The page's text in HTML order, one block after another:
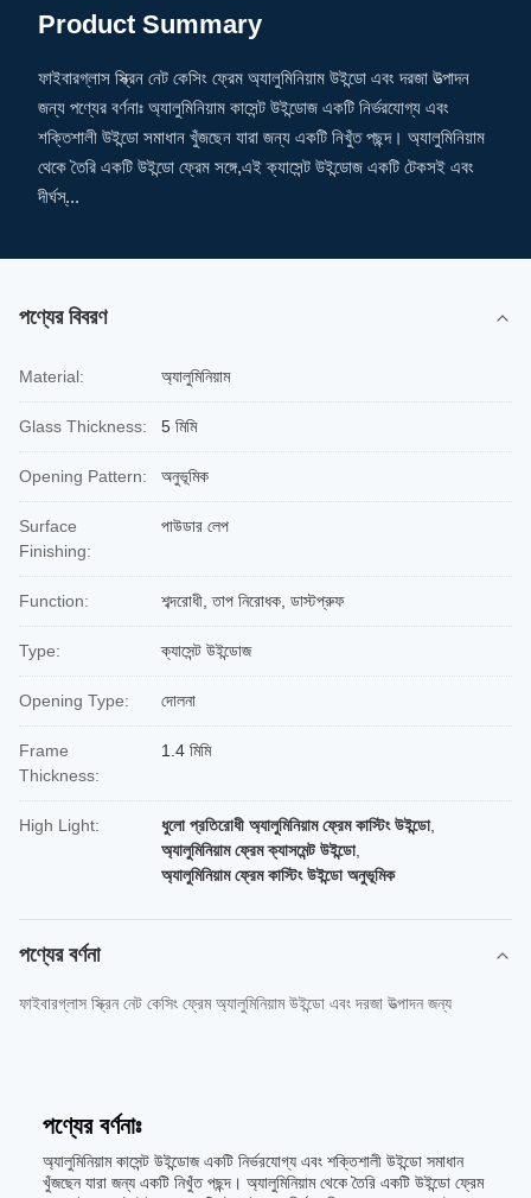
Product Summary
ফাইবারগ্লাস স্ক্রিন নেট কেসিং ফ্রেম অ্যালুমিনিয়াম উইন্ডো এবং দরজা উত্পাদন
জন্য পণ্যের বর্ণনাঃ অ্যালুমিনিয়াম কাসেন্ট উইন্ডোজ একটি নির্ভরযোগ্য এবং
শক্তিশালী উইন্ডো সমাধান খুঁজছেন যারা জন্য একটি নিখুঁত পছন্দ। অ্যালুমিনিয়াম
থেকে তৈরি একটি উইন্ডো ফ্রেম সঙ্গে,এই ক্যাসেন্ট উইন্ডোজ একটি টেকসই এবং
দীর্ঘস্...
পণ্যের বিবরণ
Material: অ্যালুমিনিয়াম
Glass Thickness: 5 মিমি
Opening Pattern: অনুভূমিক
Surface
Finishing:
পাউডার লেপ
Function: শব্দরোধী, তাপ নিরোধক, ডাস্টপ্রুফ
Type: ক্যাসেন্ট উইন্ডোজ
Opening Type: দোলনা
Frame
Thickness:
1.4 মিমি
High Light: ধুলো প্রতিরোধী অ্যালুমিনিয়াম ফ্রেম কাস্টিং উইন্ডো,
অ্যালুমিনিয়াম ফ্রেম ক্যাসমেন্ট উইন্ডো,
অ্যালুমিনিয়াম ফ্রেম কাস্টিং উইন্ডো অনুভূমিক
পণ্যের বর্ণনা
ফাইবারগ্লাস স্ক্রিন নেট কেসিং ফ্রেম অ্যালুমিনিয়াম উইন্ডো এবং দরজা উত্পাদন জন্য
পণ্যের বর্ণনাঃ
অ্যালুমিনিয়াম কাসেন্ট উইন্ডোজ একটি নির্ভরযোগ্য এবং শক্তিশালী উইন্ডো সমাধান
খুঁজছেন যারা জন্য একটি নিখুঁত পছন্দ। অ্যালুমিনিয়াম থেকে তৈরি একটি উইন্ডো ফ্রেম